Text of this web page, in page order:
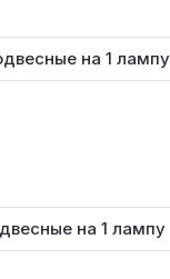
на 1 лампу
на 1 лампу